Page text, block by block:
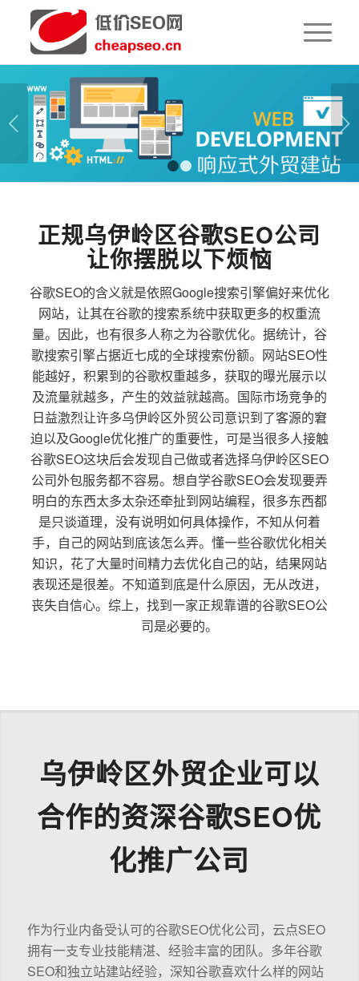
下一页
1 2
正规乌伊岭区谷歌SEO公司
让你摆脱以下烦恼
谷歌SEO的含义就是依照Google搜索引擎偏好来优化
网站，让其在谷歌的搜索系统中获取更多的权重流
量。因此，也有很多人称之为谷歌优化。据统计，谷
歌搜索引擎占据近七成的全球搜索份额。网站SEO性
能越好，积累到的谷歌权重越多，获取的曝光展示以
及流量就越多，产生的效益就越高。国际市场竞争的
日益激烈让许多乌伊岭区外贸公司意识到了客源的窘
迫以及Google优化推广的重要性，可是当很多人接触
谷歌SEO这块后会发现自己做或者选择乌伊岭区SEO
公司外包服务都不容易。想自学谷歌SEO会发现要弄
明白的东西太多太杂还牵扯到网站编程，很多东西都
是只谈道理，没有说明如何具体操作，不知从何着
手，自己的网站到底该怎么弄。懂一些谷歌优化相关
知识，花了大量时间精力去优化自己的站，结果网站
表现还是很差。不知道到底是什么原因，无从改进，
丧失自信心。综上，找到一家正规靠谱的谷歌SEO公
司是必要的。
乌伊岭区外贸企业可以
合作的资深谷歌SEO优
化推广公司
作为行业内备受认可的谷歌SEO优化公司，云点SEO
拥有一支专业技能精湛、经验丰富的团队。多年谷歌
SEO和独立站建站经验，深知谷歌喜欢什么样的网站